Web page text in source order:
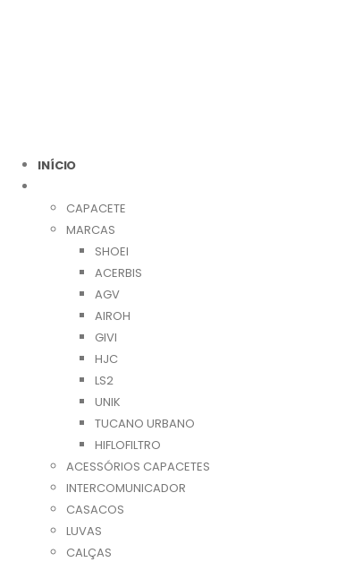
INÍCIO
CAPACETE
MARCAS
SHOEI
ACERBIS
AGV
AIROH
GIVI
HJC
LS2
UNIK
TUCANO URBANO
HIFLOFILTRO
ACESSÓRIOS CAPACETES
INTERCOMUNICADOR
CASACOS
LUVAS
CALÇAS